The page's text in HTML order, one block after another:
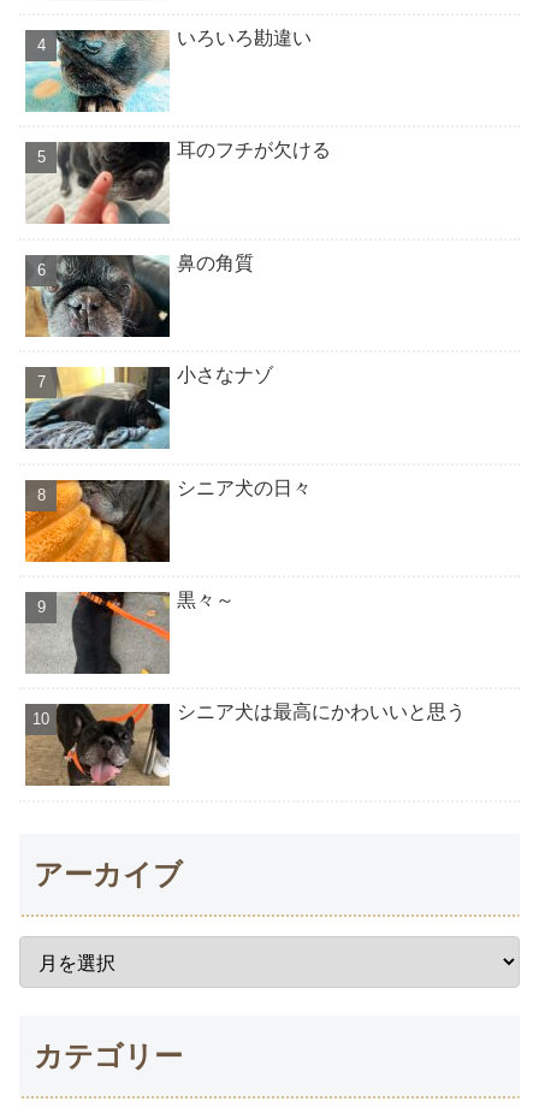
いろいろ勘違い
耳のフチが欠ける
鼻の角質
小さなナゾ
シニア犬の日々
黒々～
シニア犬は最高にかわいいと思う
アーカイブ
カテゴリー